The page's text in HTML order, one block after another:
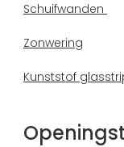
Schuifwanden
Zonwering
Kunststof